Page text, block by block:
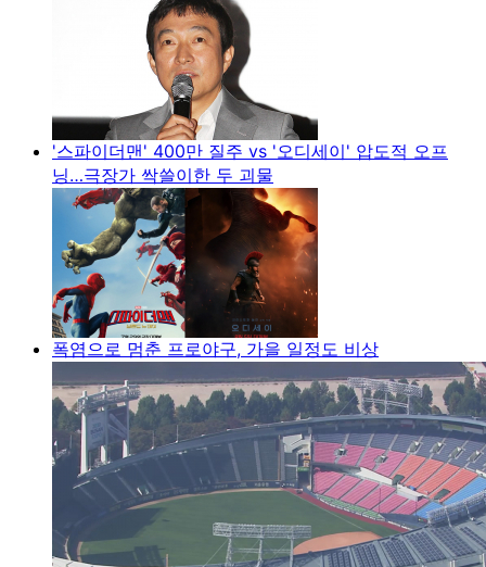
'스파이더맨' 400만 질주 vs '오디세이' 압도적 오프
닝…극장가 싹쓸이한 두 괴물
폭염으로 멈춘 프로야구, 가을 일정도 비상